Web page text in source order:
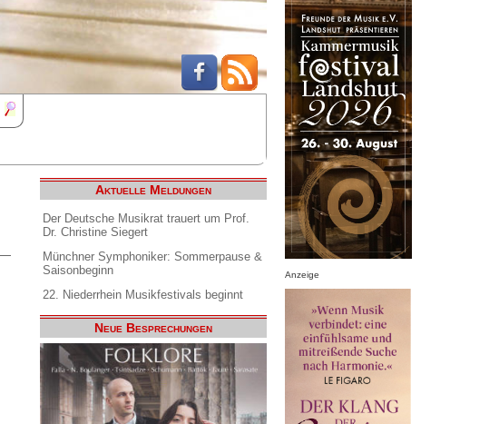
Aktuelle Meldungen
Der Deutsche Musikrat trauert um Prof.
Dr. Christine Siegert
Münchner Symphoniker: Sommerpause &
Saisonbeginn
22. Niederrhein Musikfestivals beginnt
Neue Besprechungen
Anzeige